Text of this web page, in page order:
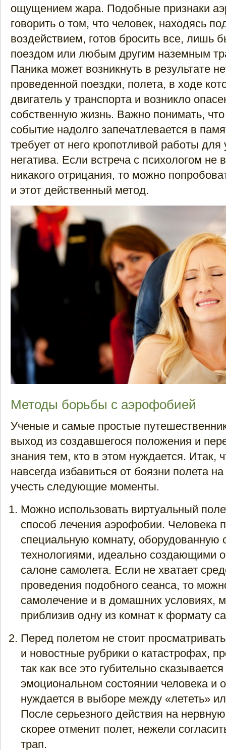
ощущением жара. Подобные признаки
говорить о том, что человек, находясь
воздействием, готов бросить все, лишь
поездом или любым другим наземным
Паника может возникнуть в результате
проведенной поездки, полета, в ходе
двигатель у транспорта и возникло
собственную жизнь. Важно понимать,
событие надолго запечатлевается в
требует от него кропотливой работы для
негатива. Если встреча с психологом не
никакого отрицания, то можно
и этот действенный метод.
Методы борьбы с аэрофобией
Ученые и самые простые
выход из создавшегося положения и
знания тем, кто в этом нуждается. Итак,
навсегда избавиться от боязни полета
учесть следующие моменты.
Можно использовать виртуальный
способ лечения аэрофобии. Человека
специальную комнату,
технологиями, идеально создающими
салоне самолета. Если не хватает
проведения подобного сеанса, то
самолечение и в домашних условиях,
приблизив одну из комнат к формату
Перед полетом не стоит
и новостные рубрики о катастрофах,
так как все это губительно
эмоциональном состоянии человека и
нуждается в выборе между «лететь»
После серьезного действия на
скорее отменит полет, нежели
трап.